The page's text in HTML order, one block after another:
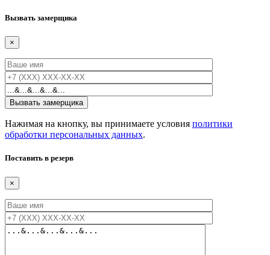
Вызвать замерщика
×
Нажимая на кнопку, вы принимаете условия политики
обработки персональных данных.
Поставить в резерв
×